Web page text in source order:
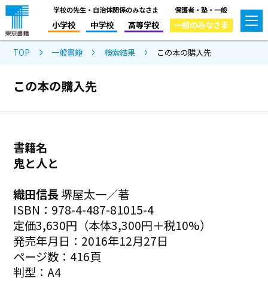
学校の先生・自治体関係のみなさま
小学校 中学校 高等学校
保護者・塾・一般
一般のみなさま
TOP 一般書籍 検索結果 この本の購入先
この本の購入先
書籍名
鬼と人と
織田信長堺屋太一／著
ISBN：978-4-487-81015-4
定価3,630円（本体3,300円＋税10%）
発売年月日：2016年12月27日
ページ数：416頁
判型：A4